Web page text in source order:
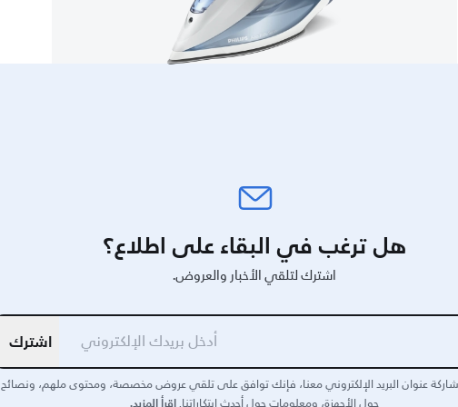
هل ترغب في البقاء على اطلاع؟
اشترك لتلقي الأخبار والعروض.
اشترك
عنوان البريد الإلكتروني معنا، فإنك توافق على تلقي عروض مخصصة، ومحتوى ملهم، ونصائح